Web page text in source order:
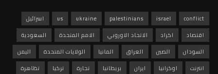
conflict
israel
palestinians
ukraine
us
اسرائيل
اقتصاد
اكراد الاتحاد الاوروبي الامم المتحدة
السعودية
السودان
الصين العراق المانيا الولايات المتحدة
اليمن
انترنت
اوكرانيا ايران بريطانيا تجارة تركيا
تظاهرة